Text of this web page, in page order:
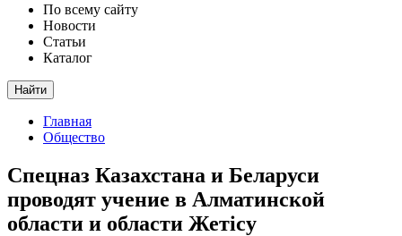
По всему сайту
Новости
Статьи
Каталог
Найти
Главная
Общество
Спецназ Казахстана и Беларуси
проводят учение в Алматинской
области и области Жетiсу